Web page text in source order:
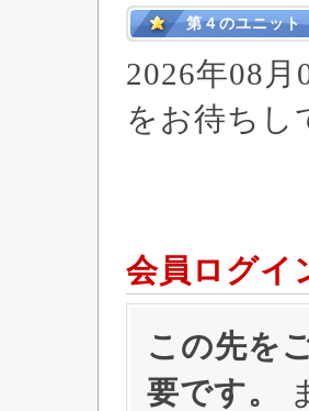
第４のユニット
2026年08
をお待ちし
会員ログイ
この先を
要です。